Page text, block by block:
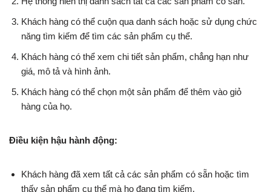
Khách hàng có thể cuộn qua danh sách hoặc sử dụng chức
năng tìm kiếm để tìm các sản phẩm cụ thể.
Khách hàng có thể xem chi tiết sản phẩm, chẳng hạn như
giá, mô tả và hình ảnh.
Khách hàng có thể chọn một sản phẩm để thêm vào giỏ
hàng của họ.
Điều kiện hậu hành động:
Khách hàng đã xem tất cả các sản phẩm có sẵn hoặc tìm
thấy sản phẩm cụ thể mà họ đang tìm kiếm.